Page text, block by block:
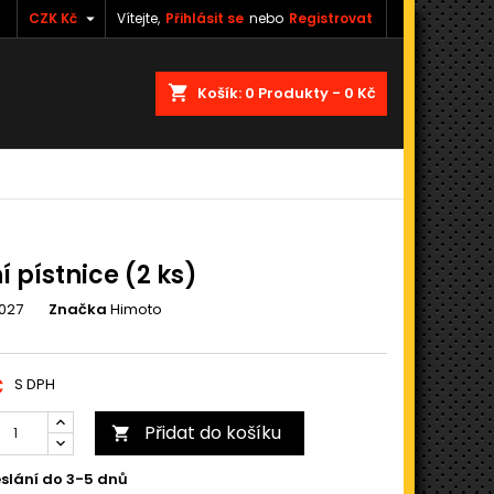
Vítejte, Přihlásit se nebo Registrovat
CZK Kč 
shopping_cart Košík: 0 Produkty - 0 Kč
pístnice (2 ks)
Značka Himoto
S DPH
 Přidat do košíku
do 3-5 dnů